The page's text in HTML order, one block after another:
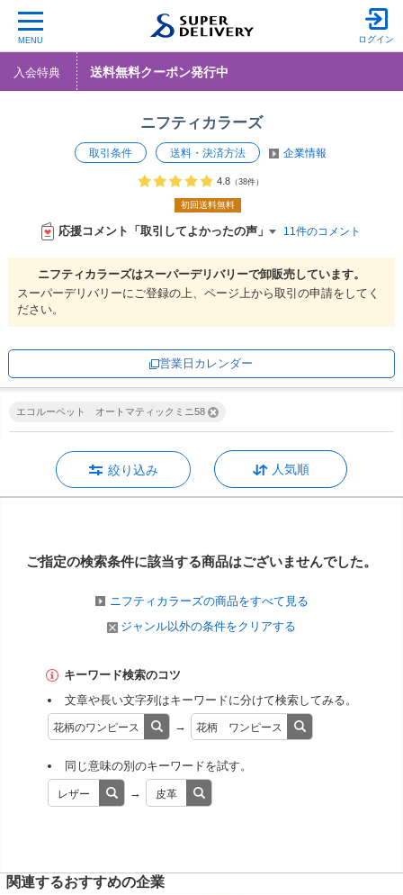
MENU ログイン
入会特典 送料無料クーポン発行中
ニフティカラーズ
取引条件 送料・決済方法 企業情報
初回送料無料
4.8 （38件）
応援コメント「取引してよかったの声」 11件のコメント
ニフティカラーズはスーパーデリバリーで卸販売しています。
スーパーデリバリーにご登録の上、ページ上から取引の申請をしてく
ださい。
営業日カレンダー
エコルーペット オートマティックミニ58
絞り込み 人気順
ご指定の検索条件に該当する商品はございませんでした。
ニフティカラーズの商品をすべて見る
ジャンル以外の条件をクリアする
キーワード検索のコツ
文章や長い文字列はキーワードに分けて検索してみる。
花柄のワンピース → 花柄 ワンピース
同じ意味の別のキーワードを試す。
レザー → 皮革
関連するおすすめの企業